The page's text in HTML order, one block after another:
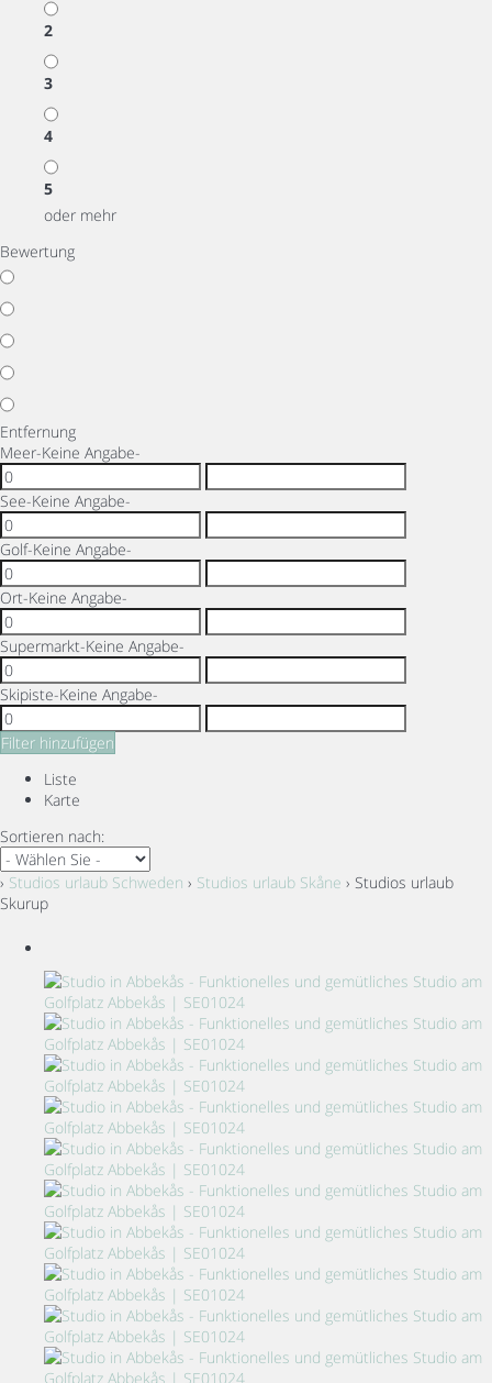
2
3
4
5
oder mehr
Bewertung
Entfernung
Meer-Keine Angabe-
See-Keine Angabe-
Golf-Keine Angabe-
Ort-Keine Angabe-
Supermarkt-Keine Angabe-
Skipiste-Keine Angabe-
Filter hinzufügen
Liste
Karte
Sortieren nach:
› Studios urlaub Schweden › Studios urlaub Skåne › Studios urlaub
Skurup